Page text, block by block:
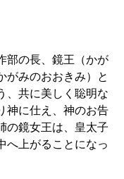
部の長、鏡王（かが
がみのおおきみ）と
、共に美しく聡明な
神に仕え、神のお告
の鏡女王は、皇太子
へ上がることになっ